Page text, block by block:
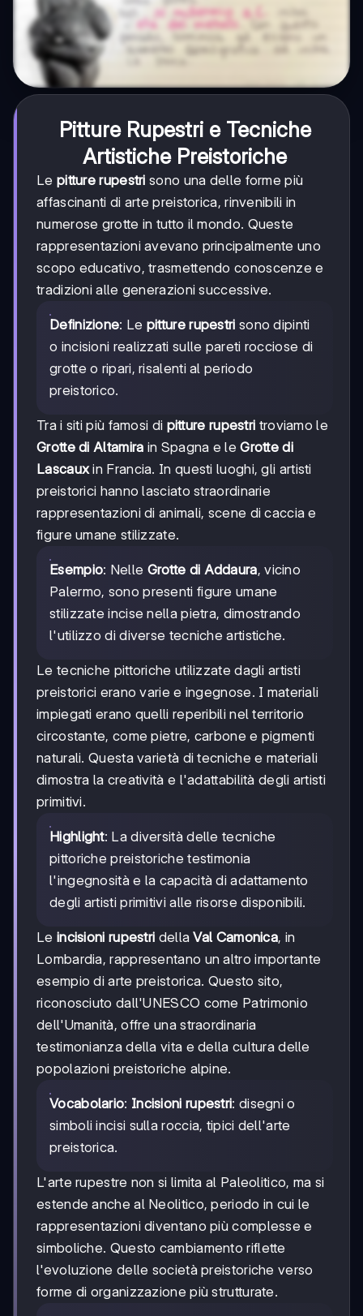
Pitture Rupestri e Tecniche
Artistiche Preistoriche
Le pitture rupestri sono una delle forme più
affascinanti di arte preistorica, rinvenibili in
numerose grotte in tutto il mondo. Queste
rappresentazioni avevano principalmente uno
scopo educativo, trasmettendo conoscenze e
tradizioni alle generazioni successive.
Definizione: Le pitture rupestri sono dipinti
o incisioni realizzati sulle pareti rocciose di
grotte o ripari, risalenti al periodo
preistorico.
Tra i siti più famosi di pitture rupestri troviamo le
Grotte di Altamira in Spagna e leGrotte di
Lascauxin Francia. In questi luoghi, gli artisti
preistorici hanno lasciato straordinarie
rappresentazioni di animali, scene di caccia e
figure umane stilizzate.
Esempio: Nelle Grotte di Addaura, vicino
Palermo, sono presenti figure umane
stilizzate incise nella pietra, dimostrando
l'utilizzo di diverse tecniche artistiche.
Le tecniche pittoriche utilizzate dagli artisti
preistorici erano varie e ingegnose. I materiali
impiegati erano quelli reperibili nel territorio
circostante, come pietre, carbone e pigmenti
naturali. Questa varietà di tecniche e materiali
dimostra la creatività e l'adattabilità degli artisti
primitivi.
Highlight: La diversità delle tecniche
pittoriche preistoriche testimonia
l'ingegnosità e la capacità di adattamento
degli artisti primitivi alle risorse disponibili.
Le incisioni rupestri dellaVal Camonica, in
Lombardia, rappresentano un altro importante
esempio di arte preistorica. Questo sito,
riconosciuto dall'UNESCO come Patrimonio
dell'Umanità, offre una straordinaria
testimonianza della vita e della cultura delle
popolazioni preistoriche alpine.
Vocabolario: Incisioni rupestri: disegni o
simboli incisi sulla roccia, tipici dell'arte
preistorica.
L'arte rupestre non si limita al Paleolitico, ma si
estende anche al Neolitico, periodo in cui le
rappresentazioni diventano più complesse e
simboliche. Questo cambiamento riflette
l'evoluzione delle società preistoriche verso
forme di organizzazione più strutturate.